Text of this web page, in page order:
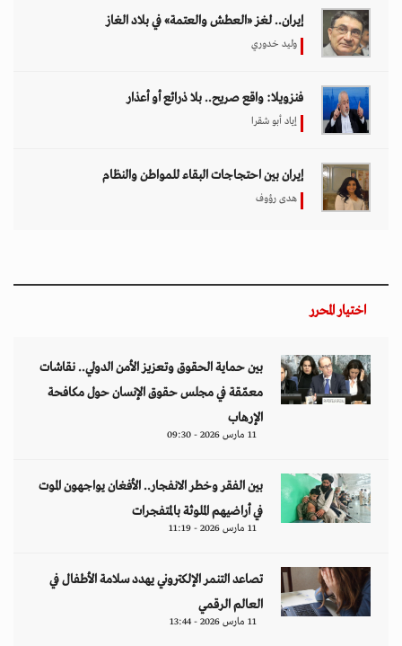
إيران.. لغز «العطش والعتمة» في بلاد الغاز
وليد خدوري
فنزويلا: واقع صريح.. بلا ذرائع أو أعذار
إياد أبو شقرا
إيران بين احتجاجات البقاء للمواطن والنظام
هدى رؤوف
اختيار المحرر
بين حماية الحقوق وتعزيز الأمن الدولي.. نقاشات
معمّقة في مجلس حقوق الإنسان حول مكافحة
الإرهاب
11 مارس 2026 - 09:30
بين الفقر وخطر الانفجار.. الأفغان يواجهون الموت
في أراضيهم الملوثة بالمتفجرات
11 مارس 2026 - 11:19
تصاعد التنمر الإلكتروني يهدد سلامة الأطفال في
العالم الرقمي
11 مارس 2026 - 13:44